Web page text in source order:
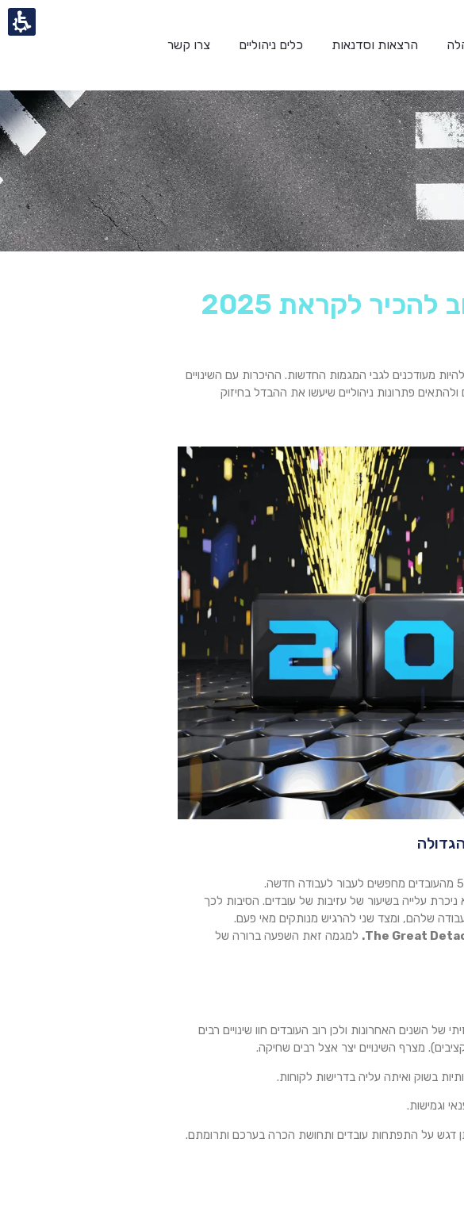
הרצאות וסדנאות כלים ניהוליים צרו קשר
לקראת 2025
להיות מעודכנים לגבי המגמות החדשות. ההיכרות עם השינויים
פתרונות ניהוליים שיעשו את ההבדל בחיזוק
שראינו ב״התפטרות הגדולה״ ב 2021, היום לא ניכרת עלייה בשיעור של עזיבות של עובדים. הסיבות לכך
שלהם, ומצד שני להרגיש מנותקים מאי פעם.
למגמה זאת השפעה ברורה של
של השנים האחרונות ולכן רוב העובדים חוו שינויים רבים
מצרף השינויים יצר אצל רבים שחיקה.
בשוק ואיתה עליה בדרישות לקוחות.
וגמישות.
דגש על התפתחות עובדים ותחושת הכרה בערכם ותרומתם.